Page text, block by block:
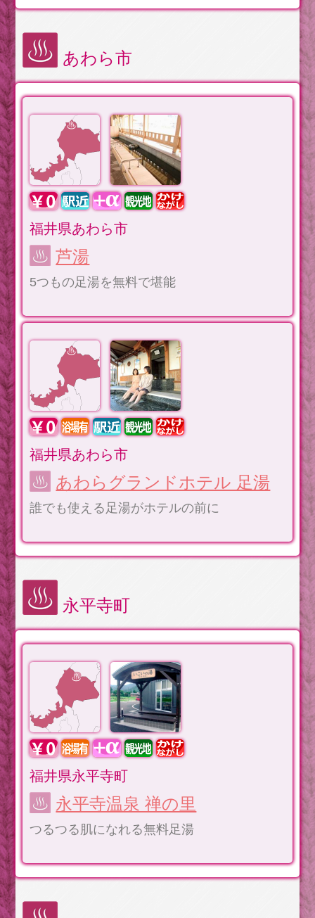
あわら市
福井県あわら市
芦湯
5つもの足湯を無料で堪能
福井県あわら市
あわらグランドホテル 足湯
誰でも使える足湯がホテルの前に
永平寺町
福井県永平寺町
永平寺温泉 禅の里
つるつる肌になれる無料足湯